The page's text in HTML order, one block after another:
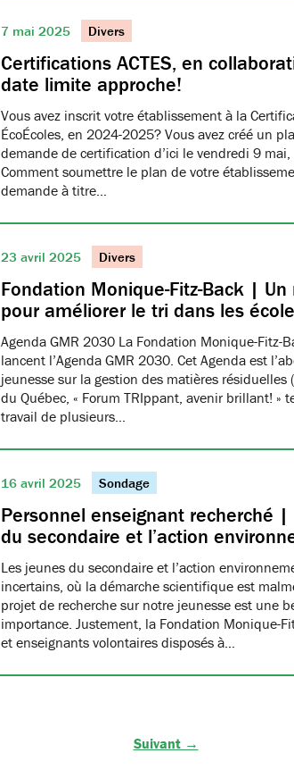
7 mai 2025 Divers
Certifications ACTES, en
date limite approche!
Vous avez inscrit votre établissement à la
ÉcoÉcoles, en 2024-2025? Vous avez créé un
demande de certification d’ici le vendredi 9
Comment soumettre le plan de votre
demande à titre…
23 avril 2025 Divers
Fondation Monique-Fitz-Back |
pour améliorer le tri dans les
Agenda GMR 2030 La Fondation Monique-Fitz-
lancent l’Agenda GMR 2030. Cet Agenda est
jeunesse sur la gestion des matières résiduelles
du Québec, « Forum TRIppant, avenir brillant! »
travail de plusieurs…
16 avril 2025 Sondage
Personnel enseignant recherché
du secondaire et l’action
Les jeunes du secondaire et l’action
incertains, où la démarche scientifique est
projet de recherche sur notre jeunesse est une
importance. Justement, la Fondation Monique-
et enseignants volontaires disposés à…
Suivant →